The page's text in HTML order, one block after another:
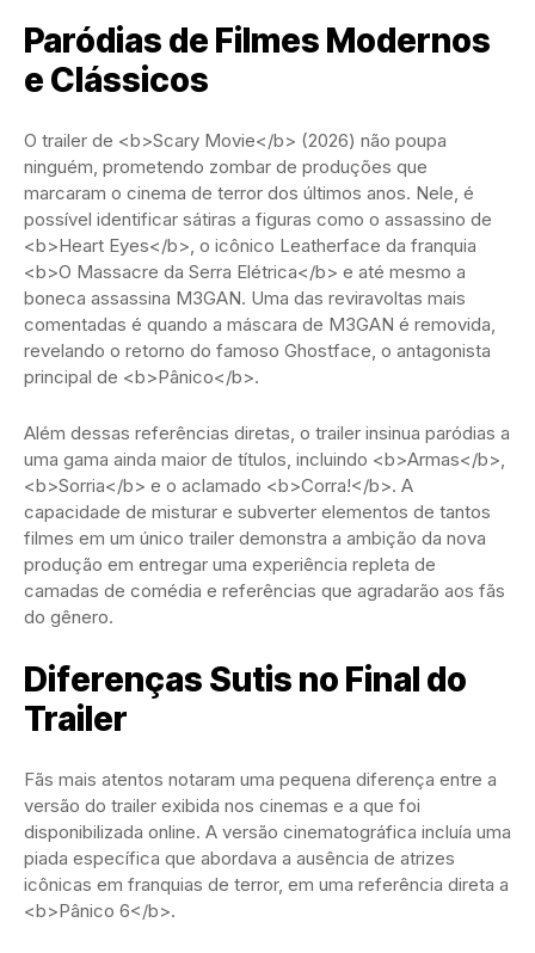
Paródias de Filmes Modernos
e Clássicos
O trailer de <b>Scary Movie</b> (2026) não poupa
ninguém, prometendo zombar de produções que
marcaram o cinema de terror dos últimos anos. Nele, é
possível identificar sátiras a figuras como o assassino de
<b>Heart Eyes</b>, o icônico Leatherface da franquia
<b>O Massacre da Serra Elétrica</b> e até mesmo a
boneca assassina M3GAN. Uma das reviravoltas mais
comentadas é quando a máscara de M3GAN é removida,
revelando o retorno do famoso Ghostface, o antagonista
principal de <b>Pânico</b>.
Além dessas referências diretas, o trailer insinua paródias a
uma gama ainda maior de títulos, incluindo <b>Armas</b>,
<b>Sorria</b> e o aclamado <b>Corra!</b>. A
capacidade de misturar e subverter elementos de tantos
filmes em um único trailer demonstra a ambição da nova
produção em entregar uma experiência repleta de
camadas de comédia e referências que agradarão aos fãs
do gênero.
Diferenças Sutis no Final do
Trailer
Fãs mais atentos notaram uma pequena diferença entre a
versão do trailer exibida nos cinemas e a que foi
disponibilizada online. A versão cinematográfica incluía uma
piada específica que abordava a ausência de atrizes
icônicas em franquias de terror, em uma referência direta a
<b>Pânico 6</b>.